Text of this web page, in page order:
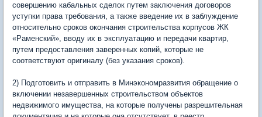
совершению кабальных сделок путем заключения договоров
уступки права требования, а также введение их в заблуждение
относительно сроков окончания строительства корпусов ЖК
«Раменский», вводу их в эксплуатацию и передачи квартир,
путем предоставления заверенных копий, которые не
соответствуют оригиналу (без указания сроков).
2) Подготовить и отправить в Минэкономразвития обращение о
включении незавершенных строительством объектов
недвижимого имущества, на которые получены разрешительная